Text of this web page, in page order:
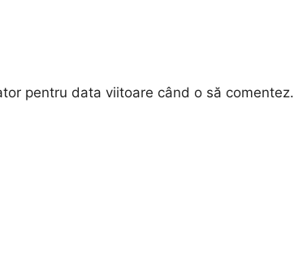
pentru data viitoare când o să comentez.